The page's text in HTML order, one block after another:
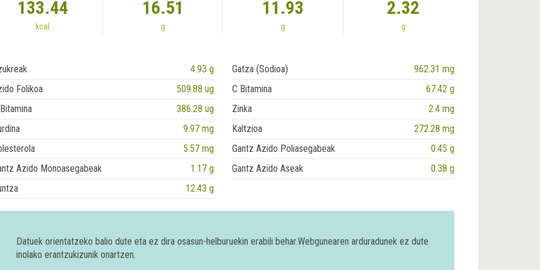
133.44
kcal
16.51
g
11.93
g
2.32
g
4.93 g Gatza (Sodioa)
962.31 mg
Folikoa
509.88 ug C Bitamina
67.42 g
386.28 ug Zinka
2.4 mg
9.97 mg Kaltzioa
272.28 mg
5.57 mg Gantz Azido Poliasegabeak
0.45 g
Azido Monoasegabeak
1.17 g Gantz Azido Aseak
0.38 g
12.43 g
Datuek orientatzeko balio dute eta ez dira osasun-helburuekin erabili behar.Webgunearen arduradunek ez dute
inolako erantzukizunik onartzen.